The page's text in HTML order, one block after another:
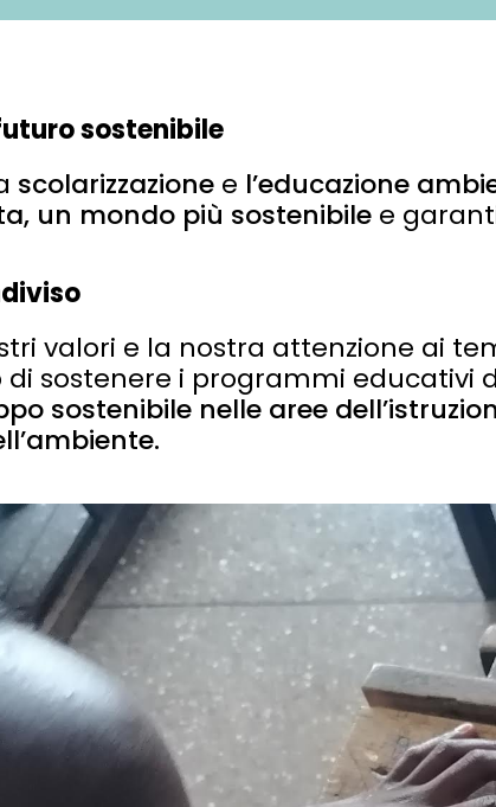
sostenibile
scolarizzazione e l’educazione
un mondo più sostenibile e
valori e la nostra attenzione ai
sostenere i programmi educativi
sostenibile nelle aree